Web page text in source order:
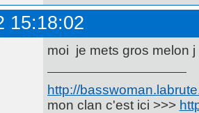
15:18:02
moi je mets gros melon
http://
mon clan c'est ici >>>